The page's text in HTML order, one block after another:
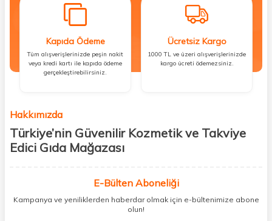
Kapıda Ödeme
Tüm alışverişlerinizde peşin nakit
veya kredi kartı ile kapıda ödeme
gerçekleştirebilirsiniz.
Ücretsiz Kargo
1000 TL ve üzeri alışverişlerinizde
kargo ücreti ödemezsiniz.
Hakkımızda
Türkiye’nin Güvenilir Kozmetik ve Takviye
Edici Gıda Mağazası
kişisel bakım hem de takviye edici gıda ürünlerini sizlerle
buluşturuyoruz. Artık mağaza mağaza dolaşmanıza gerek yok;
ihtiyacınız olan her şeyi tek bir çatı altında topluyor ve kapınıza kadar
E-Bülten Aboneliği
Kampanya ve yeniliklerden haberdar olmak için e-bültenimize abone
olun!